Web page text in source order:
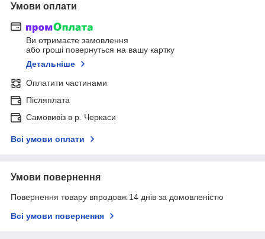
Умови оплати
Ви отримаєте замовлення
або гроші повернуться на вашу картку
Детальніше
Оплатити частинами
Післяплата
Самовивіз в р. Черкаси
Всі умови оплати
Умови повернення
Повернення товару впродовж 14 днів за домовленістю
Всі умови повернення